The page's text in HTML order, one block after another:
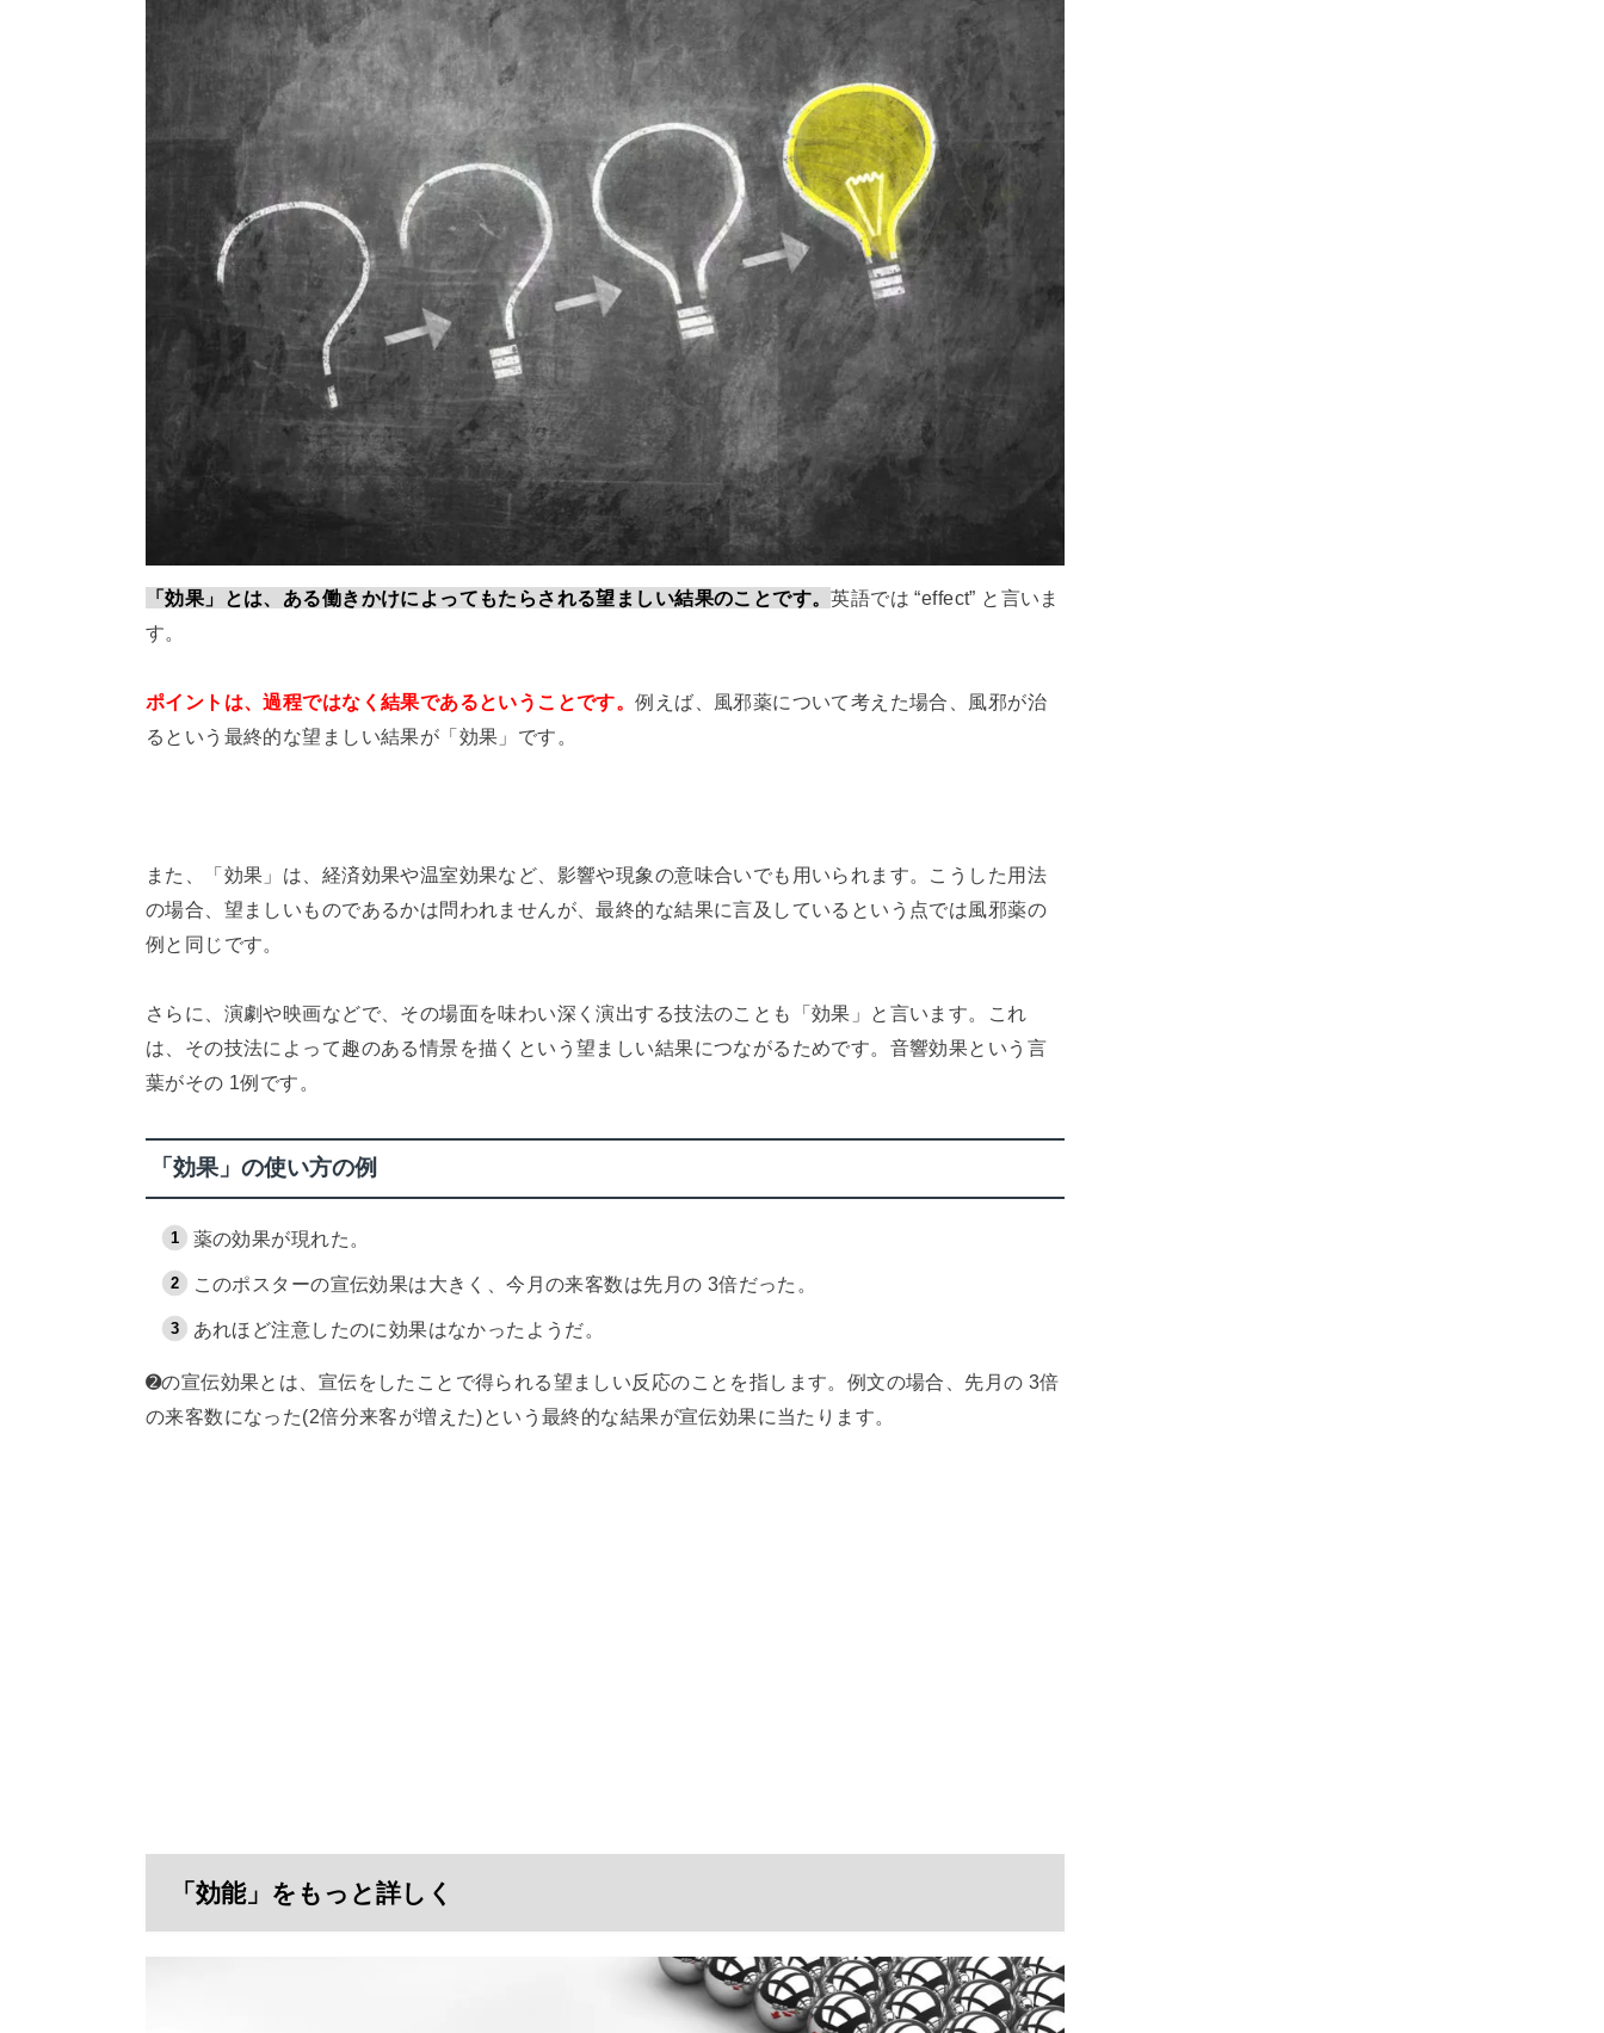
「効果」とは、ある働きかけによってもたらされる望ましい結果のことです。英語では “effect” と言いま
す。
ポイントは、過程ではなく結果であるということです。例えば、風邪薬について考えた場合、風邪が治
るという最終的な望ましい結果が「効果」です。
また、「効果」は、経済効果や温室効果など、影響や現象の意味合いでも用いられます。こうした用法
の場合、望ましいものであるかは問われませんが、最終的な結果に言及しているという点では風邪薬の
例と同じです。
さらに、演劇や映画などで、その場面を味わい深く演出する技法のことも「効果」と言います。これ
は、その技法によって趣のある情景を描くという望ましい結果につながるためです。音響効果という言
葉がその 1例です。
「効果」の使い方の例
薬の効果が現れた。
このポスターの宣伝効果は大きく、今月の来客数は先月の 3倍だった。
あれほど注意したのに効果はなかったようだ。
➋の宣伝効果とは、宣伝をしたことで得られる望ましい反応のことを指します。例文の場合、先月の 3倍
の来客数になった(2倍分来客が増えた)という最終的な結果が宣伝効果に当たります。
「効能」をもっと詳しく